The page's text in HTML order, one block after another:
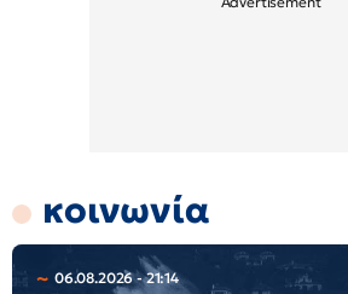
κοινωνία
06.08.2026 - 21:14